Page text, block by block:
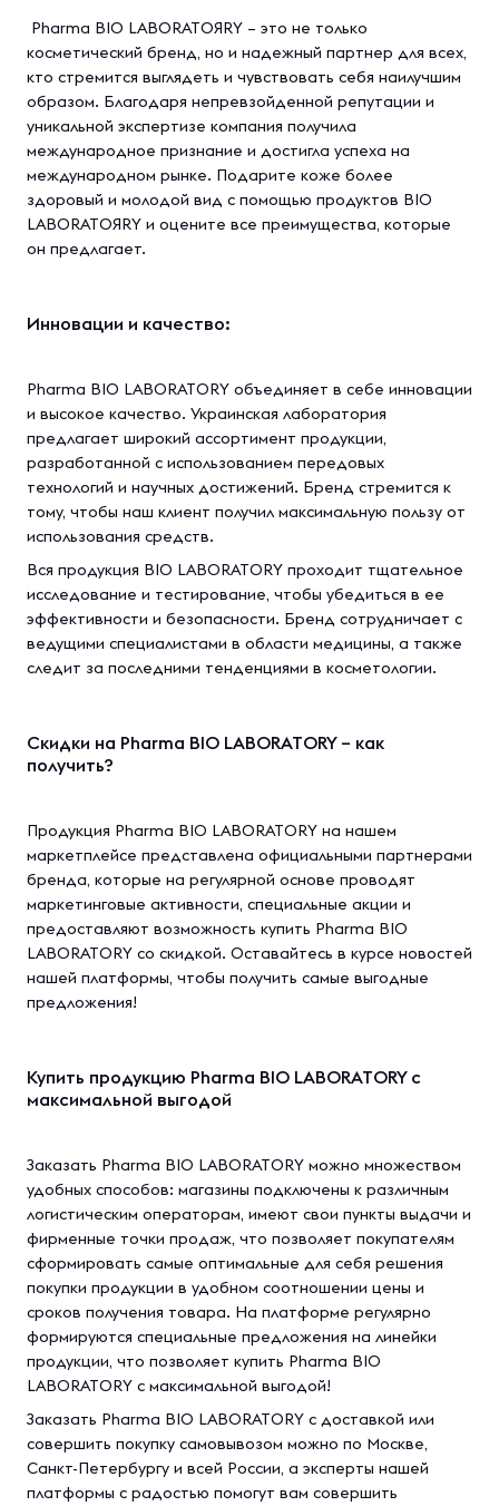
Pharma BIO LABORATOЯRY – это не только
косметический бренд, но и надежный партнер для всех,
кто стремится выглядеть и чувствовать себя наилучшим
образом. Благодаря непревзойденной репутации и
уникальной экспертизе компания получила
международное признание и достигла успеха на
международном рынке. Подарите коже более
здоровый и молодой вид с помощью продуктов BIO
LABORATOЯRY и оцените все преимущества, которые
он предлагает.
Инновации и качество:
Pharma BIO LABORATORY объединяет в себе инновации
и высокое качество. Украинская лаборатория
предлагает широкий ассортимент продукции,
разработанной с использованием передовых
технологий и научных достижений. Бренд стремится к
тому, чтобы наш клиент получил максимальную пользу от
использования средств.
Вся продукция BIO LABORATORY проходит тщательное
исследование и тестирование, чтобы убедиться в ее
эффективности и безопасности. Бренд сотрудничает с
ведущими специалистами в области медицины, а также
следит за последними тенденциями в косметологии.
Скидки на Pharma BIO LABORATORY – как
получить?
Продукция Pharma BIO LABORATORY на нашем
маркетплейсе представлена официальными партнерами
бренда, которые на регулярной основе проводят
маркетинговые активности, специальные акции и
предоставляют возможность купить Pharma BIO
LABORATORY со скидкой. Оставайтесь в курсе новостей
нашей платформы, чтобы получить самые выгодные
предложения!
Купить продукцию Pharma BIO LABORATORY с
максимальной выгодой
Заказать Pharma BIO LABORATORY можно множеством
удобных способов: магазины подключены к различным
логистическим операторам, имеют свои пункты выдачи и
фирменные точки продаж, что позволяет покупателям
сформировать самые оптимальные для себя решения
покупки продукции в удобном соотношении цены и
сроков получения товара. На платформе регулярно
формируются специальные предложения на линейки
продукции, что позволяет купить Pharma BIO
LABORATORY с максимальной выгодой!
Заказать Pharma BIO LABORATORY с доставкой или
совершить покупку самовывозом можно по Москве,
Санкт-Петербургу и всей России, а эксперты нашей
платформы с радостью помогут вам совершить